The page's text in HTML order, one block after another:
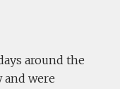
around the
and were